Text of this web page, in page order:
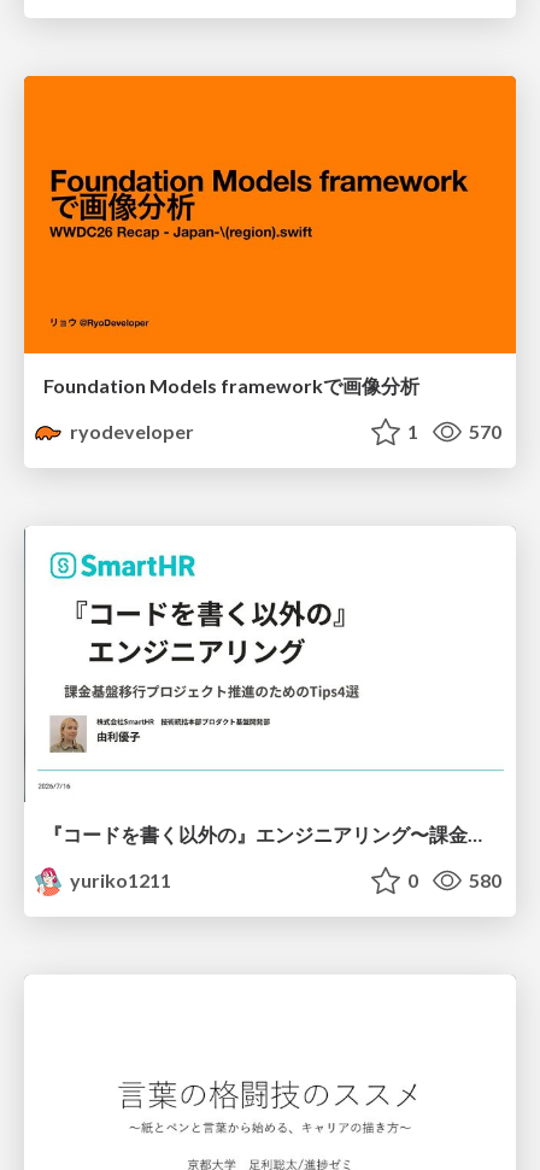
Foundation Models frameworkで画像分析
ryodeveloper
1 570
『コードを書く以外の』エンジニアリング〜課金基盤移行プロジェクト推進のためのTips4選
yuriko1211
0 580